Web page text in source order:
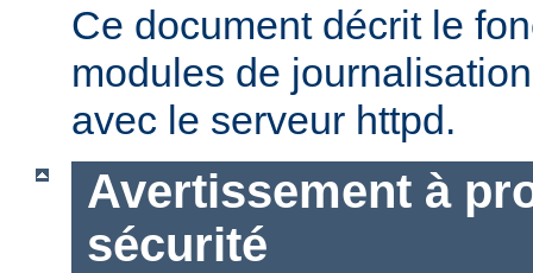
Ce document décrit le
modules de
avec le serveur httpd.
Avertissement à
sécurité